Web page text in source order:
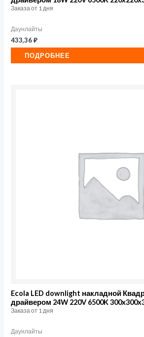
Заказа от 1 дня
Даунлайты
433,36₽
ПОДРОБНЕЕ
Ecola LED downlight накладной
драйвером 24W 220V 6500K
Заказа от 1 дня
Даунлайты